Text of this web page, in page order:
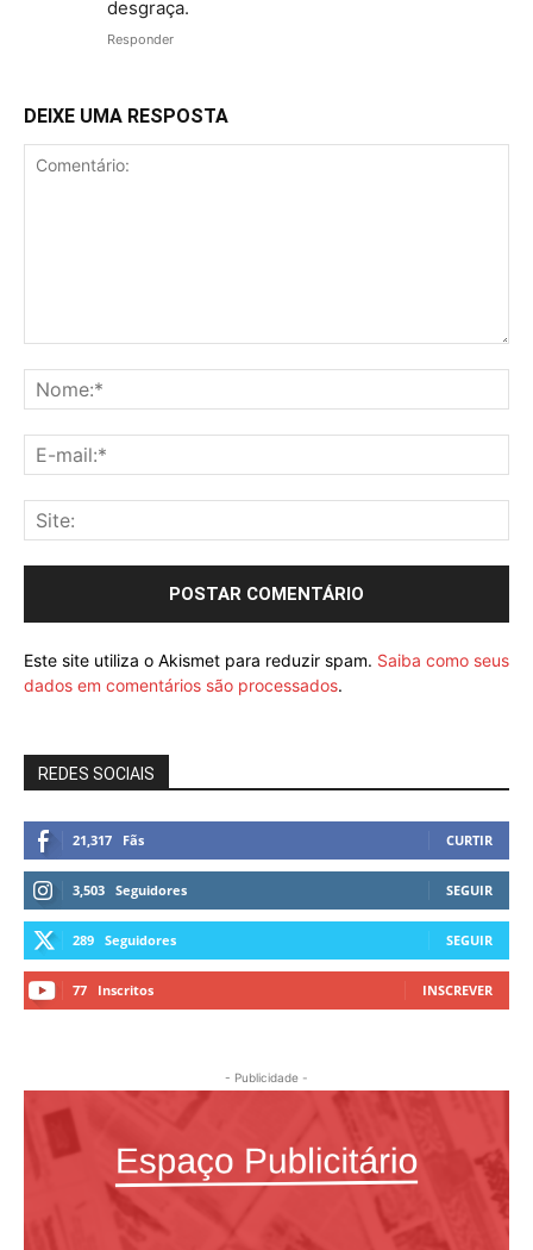
desgraça.
Responder
DEIXE UMA RESPOSTA
Este site utiliza o Akismet para reduzir spam. Saiba como seus
dados em comentários são processados.
REDES SOCIAIS
21,317 Fãs CURTIR
3,503 Seguidores SEGUIR
289 Seguidores SEGUIR
77 Inscritos INSCREVER
- Publicidade -